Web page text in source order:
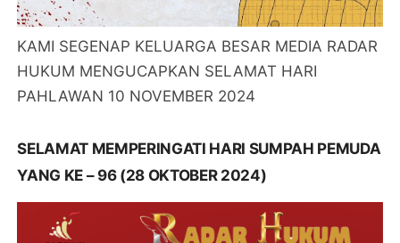
KAMI SEGENAP KELUARGA BESAR MEDIA RADAR
HUKUM MENGUCAPKAN SELAMAT HARI
PAHLAWAN 10 NOVEMBER 2024
SELAMAT MEMPERINGATI HARI SUMPAH PEMUDA
YANG KE – 96 (28 OKTOBER 2024)